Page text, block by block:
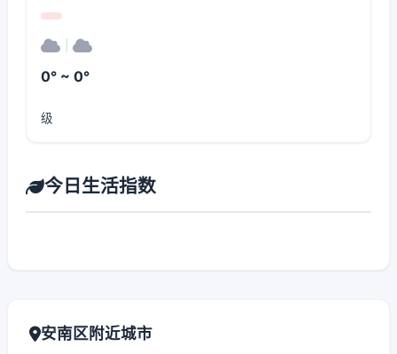
0° ~ 0°
级
今日生活指数
安南区附近城市